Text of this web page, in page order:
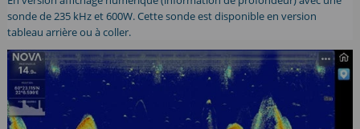
sonde de 235 kHz et 600W. Cette sonde est disponible en version
tableau arrière ou à coller.